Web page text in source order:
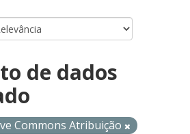
de dados
Commons Atribuição